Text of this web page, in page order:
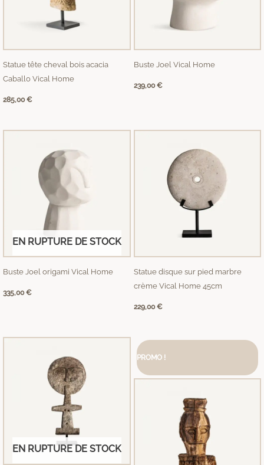
Statue tête cheval bois acacia
Caballo Vical Home
285,00€
Buste Joel Vical Home
239,00€
EN RUPTURE DE STOCK
Buste Joel origami Vical Home
335,00€
Statue disque sur pied marbre
crème Vical Home 45cm
229,00€
EN RUPTURE DE STOCK
PROMO !
Le
initial
129,00 €.
Le
75,00 €.